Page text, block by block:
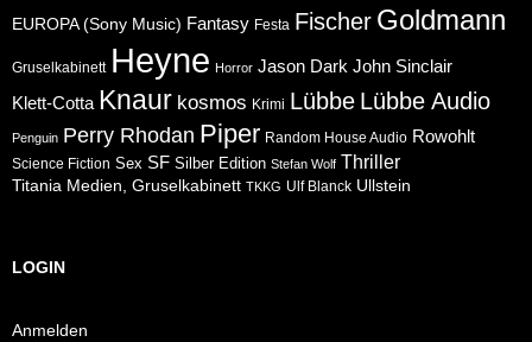
EUROPA (Sony Music) Fantasy Festa Fischer Goldmann
Gruselkabinett Heyne Horror Jason Dark John Sinclair
Klett-Cotta Knaur kosmos Krimi Lübbe Lübbe Audio
Penguin Perry Rhodan Piper Random House Audio Rowohlt
Science Fiction Sex SF Silber Edition Stefan Wolf Thriller
Titania Medien, Gruselkabinett TKKG Ulf Blanck Ullstein
LOGIN
Anmelden